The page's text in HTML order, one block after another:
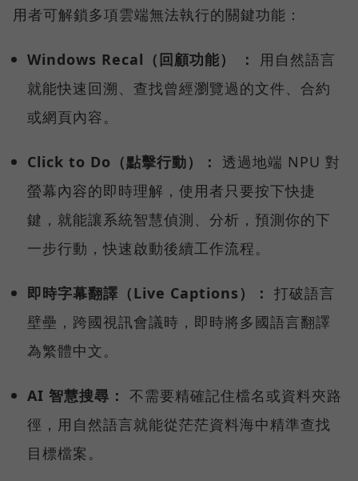
用者可解鎖多項雲端無法執行的關鍵功能：
Windows Recal（回顧功能） ：
用自然語言
就能快速回溯、查找曾經瀏覽過的文件、合約
或網頁內容。
Click to Do（點擊行動）： 透過地端 NPU 對
螢幕內容的即時理解，使用者只要按下快捷
鍵，就能讓系統智慧偵測、分析，預測你的下
一步行動，快速啟動後續工作流程。
即時字幕翻譯（Live Captions）： 打破語言
壁壘，跨國視訊會議時，即時將多國語言翻譯
為繁體中文。
AI 智慧搜尋： 不需要精確記住檔名或資料夾路
徑，用自然語言就能從茫茫資料海中精準查找
目標檔案。